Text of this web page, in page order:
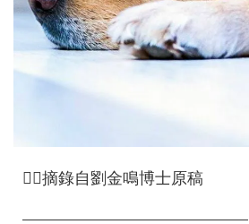
✍🏻摘錄自劉金鳴博士原稿
——————————————————